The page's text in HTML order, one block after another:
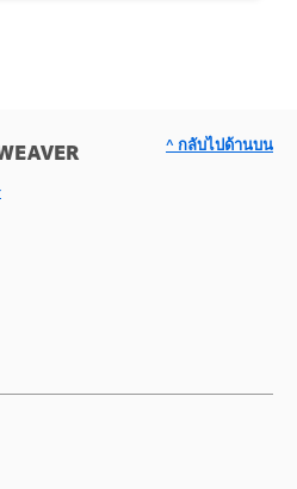
^ กลับไปด้านบน